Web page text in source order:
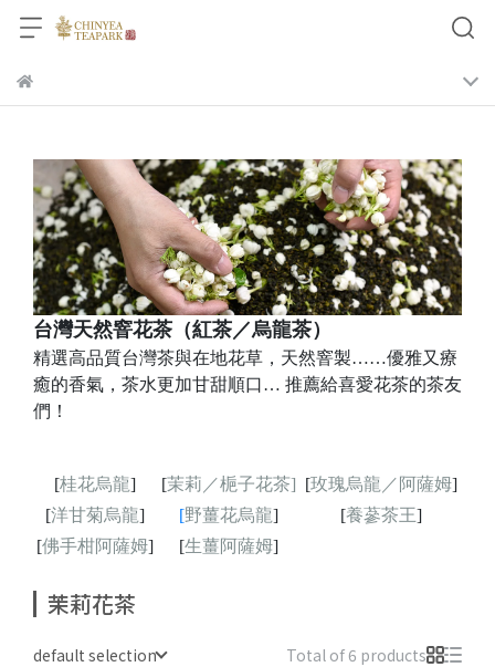
台灣天然窨花茶（紅茶／烏龍茶）
精選高品質台灣茶與在地花草，天然窨製……優雅又療
癒的香氣，茶水更加甘甜順口… 推薦給喜愛花茶的茶友
們！
[桂花烏龍] [茉莉／梔子花茶] [玫瑰烏龍／阿薩姆]
[洋甘菊烏龍] [野薑花烏龍] [養蔘茶王]
[佛手柑阿薩姆] [生薑阿薩姆]
茉莉花茶
default selection Total of 6 products